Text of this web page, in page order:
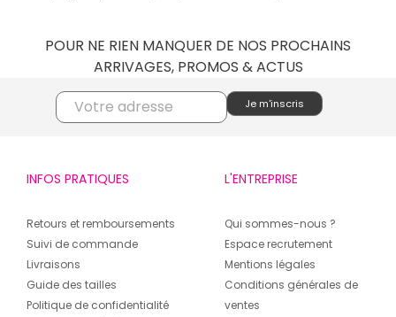
POUR NE RIEN MANQUER DE NOS PROCHAINS
ARRIVAGES, PROMOS & ACTUS
INFOS PRATIQUES
Retours et remboursements
Suivi de commande
Livraisons
Guide des tailles
Politique de confidentialité
L'ENTREPRISE
Qui sommes-nous ?
Espace recrutement
Mentions légales
Conditions générales de
ventes